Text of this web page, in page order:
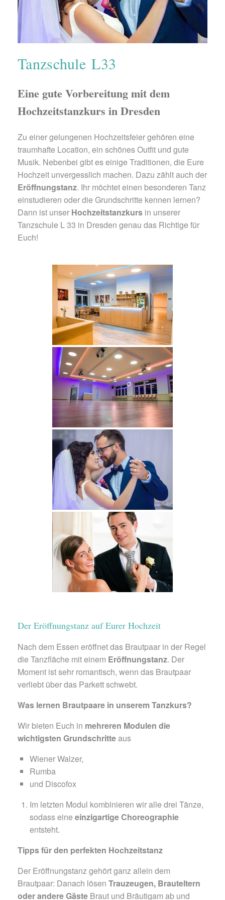
Tanzschule L33
Eine gute Vorbereitung mit dem
Hochzeitstanzkurs in Dresden
Zu einer gelungenen Hochzeitsfeier gehören eine
traumhafte Location, ein schönes Outfit und gute
Musik. Nebenbei gibt es einige Traditionen, die Eure
Hochzeit unvergesslich machen. Dazu zählt auch der
Eröffnungstanz. Ihr möchtet einen besonderen Tanz
einstudieren oder die Grundschritte kennen lernen?
Dann ist unser Hochzeitstanzkurs in unserer
Tanzschule L 33 in Dresden genau das Richtige für
Euch!
Der Eröffnungstanz auf Eurer Hochzeit
Nach dem Essen eröffnet das Brautpaar in der Regel
die Tanzfläche mit einem Eröffnungstanz. Der
Moment ist sehr romantisch, wenn das Brautpaar
verliebt über das Parkett schwebt.
Was lernen Brautpaare in unserem Tanzkurs?
Wir bieten Euch in mehreren Modulen die
wichtigsten Grundschritteaus
Wiener Walzer,
Rumba
und Discofox
Im letzten Modul kombinieren wir alle drei Tänze,
sodass eine einzigartige Choreographie
entsteht.
Tipps für den perfekten Hochzeitstanz
Der Eröffnungstanz gehört ganz allein dem
Brautpaar: Danach lösen Trauzeugen, Brauteltern
oder andere Gäste Braut und Bräutigam ab und